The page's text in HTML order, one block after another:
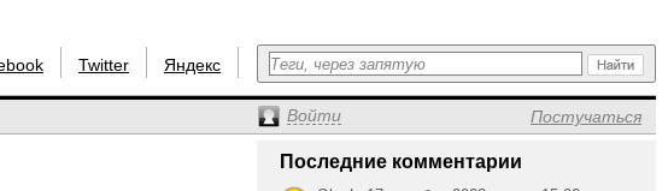
Twitter Яндекс
Войти Постучаться
Последние комментарии